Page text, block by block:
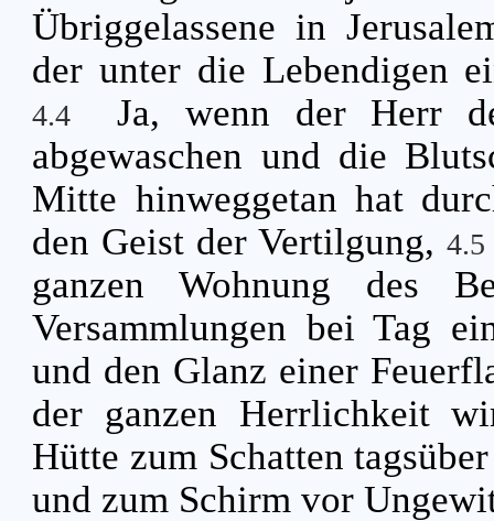
Übriggelassene in
der unter die Lebendigen
4.4
Ja, wenn der Herr
abgewaschen und die
Mitte hinweggetan hat
den Geist der Vertilgung,4.5
ganzen Wohnung des
Versammlungen bei Tag
und den Glanz einer
der ganzen Herrlichkeit
Hütte zum Schatten
und zum Schirm vor